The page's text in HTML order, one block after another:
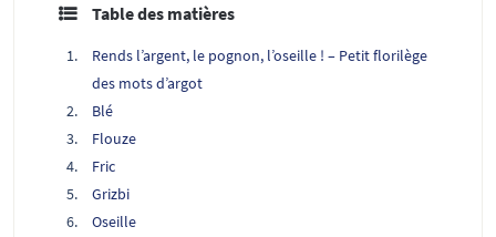
Table des matières
Rends l’argent, le pognon, l’oseille ! – Petit florilège
des mots d’argot
Blé
Flouze
Fric
Grizbi
Oseille